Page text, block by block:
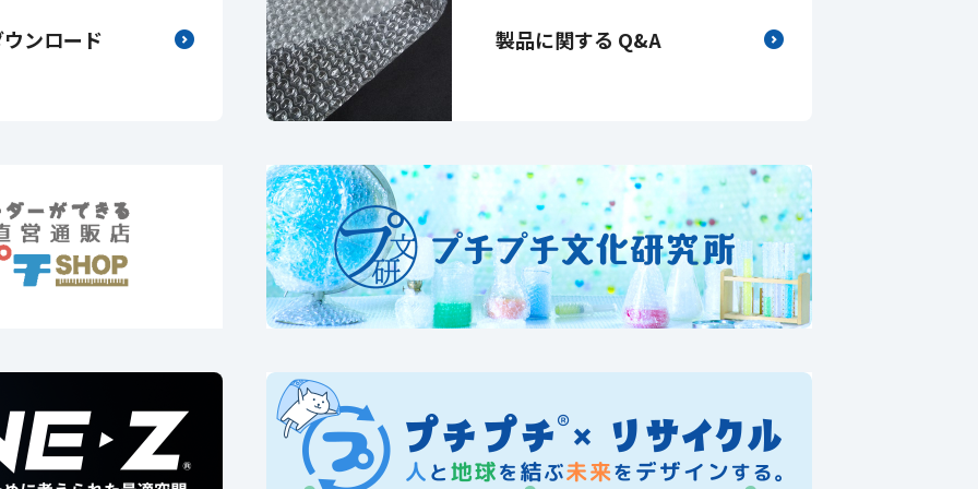
ンロード 製品に関する Q&A